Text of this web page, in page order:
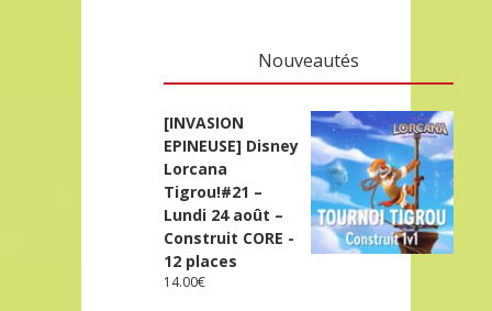
Nouveautés
[INVASION
EPINEUSE] Disney
Lorcana
Tigrou!#21 –
Lundi 24 août –
Construit CORE -
12 places
14.00€